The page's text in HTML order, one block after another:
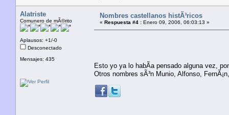
Alatriste
Comunero de mÃ©rito
Aplausos: +1/-0
Desconectado
Mensajes: 435
Nombres castellanos histÃ³ricos
« Respuesta #4 : Enero 09, 2006, 06:03:13 »
Esto yo ya lo habÃ­a pensado alguna vez,
Otros nombres sÃ³n Munio, Alfonso,